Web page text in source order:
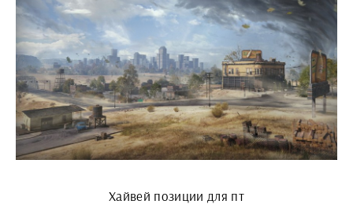
Хайвей позиции для пт